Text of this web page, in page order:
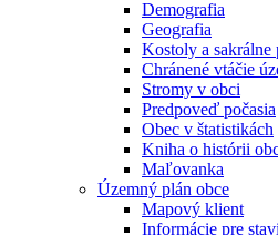
Demografia
Geografia
Kostoly a sakrálne
Chránené vtáčie
Stromy v obci
Predpoveď počasia
Obec v štatistikách
Kniha o histórii
Maľovanka
Územný plán obce
Mapový klient
Informácie pre